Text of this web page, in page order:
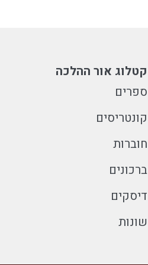
קטלוג אור ההלכה
ספרים
קונטריסים
חוברות
ברכונים
דיסקים
שונות